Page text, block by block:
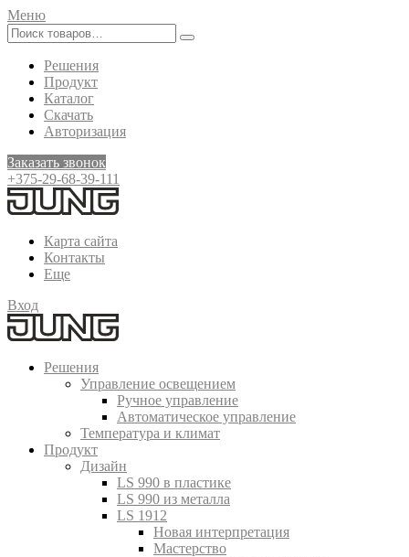
Меню
Решения
Продукт
Каталог
Скачать
Авторизация
Заказать звонок
+375-29-68-39-111
Карта сайта
Контакты
Еще
Вход
Решения
Управление освещением
Ручное управление
Автоматическое управление
Температура и климат
Продукт
Дизайн
LS 990 в пластике
LS 990 из металла
LS 1912
Новая интерпретация
Мастерство